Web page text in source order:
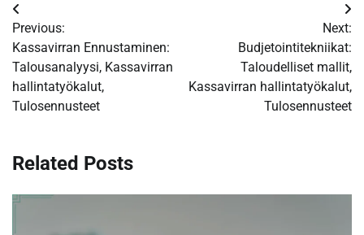
Post
navigation
Previous:
Kassavirran Ennustaminen:
Talousanalyysi, Kassavirran
hallintatyökalut,
Tulosennusteet
Next:
Budjetointitekniikat:
Taloudelliset mallit,
Kassavirran hallintatyökalut,
Tulosennusteet
Related Posts